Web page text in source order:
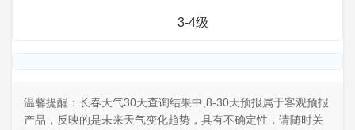
3-4级
温馨提醒：长春天气30天查询结果中,8-30天预报属于客观预报
产品，反映的是未来天气变化趋势，具有不确定性，请随时关